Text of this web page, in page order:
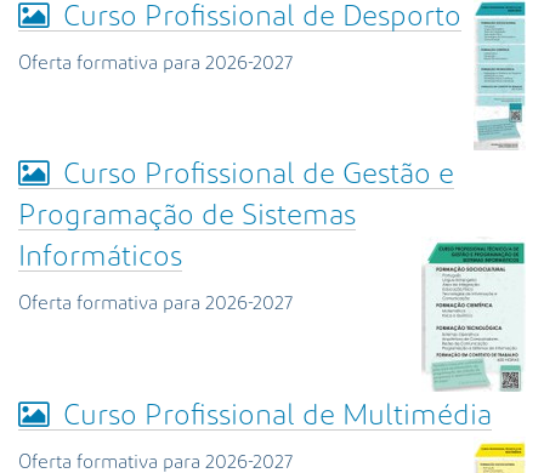
Curso Profissional de Desporto
Oferta formativa para 2026-2027
Curso Profissional de Gestão e
Programação de Sistemas
Informáticos
Oferta formativa para 2026-2027
Curso Profissional de Multimédia
Oferta formativa para 2026-2027